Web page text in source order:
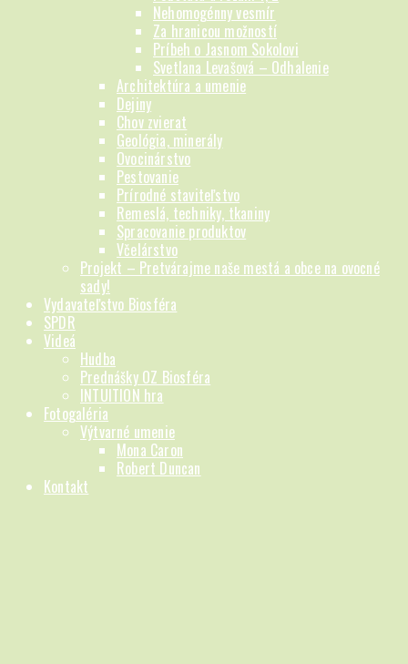
Nehomogénny vesmír
Za hranicou možností
Príbeh o Jasnom Sokolovi
Svetlana Levašová – Odhalenie
Architektúra a umenie
Dejiny
Chov zvierat
Geológia, minerály
Ovocinárstvo
Pestovanie
Prírodné staviteľstvo
Remeslá, techniky, tkaniny
Spracovanie produktov
Včelárstvo
Projekt – Pretvárajme naše mestá a obce na ovocné
sady!
Vydavateľstvo Biosféra
SPDR
Videá
Hudba
Prednášky OZ Biosféra
INTUITION hra
Fotogaléria
Výtvarné umenie
Mona Caron
Robert Duncan
Kontakt